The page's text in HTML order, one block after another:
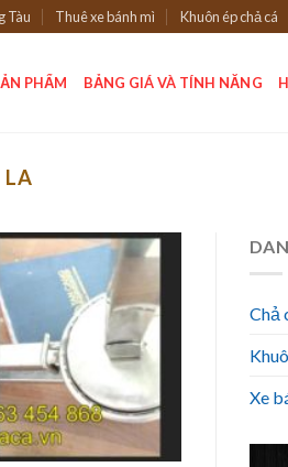
Tàu Thuê xe bánh mì Khuôn ép chả cá
PHẨM BẢNG GIÁ VÀ TÍNH NĂNG
LA
Chả
Xe